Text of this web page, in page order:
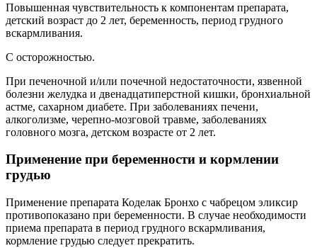
Повышенная чувствительность к компонентам препарата,
детский возраст до 2 лет, беременность, период грудного
вскармливания.
С осторожностью.
При печеночной и/или почечной недостаточности, язвенной
болезни желудка и двенадцатиперстной кишки, бронхиальной
астме, сахарном диабете. При заболеваниях печени,
алкоголизме, черепно-мозговой травме, заболеваниях
головного мозга, детском возрасте от 2 лет.
Применение при беременности и кормлении
грудью
Применение препарата Коделак Бронхо с чабрецом эликсир
противопоказано при беременности. В случае необходимости
приема препарата в период грудного вскармливания,
кормление грудью следует прекратить.